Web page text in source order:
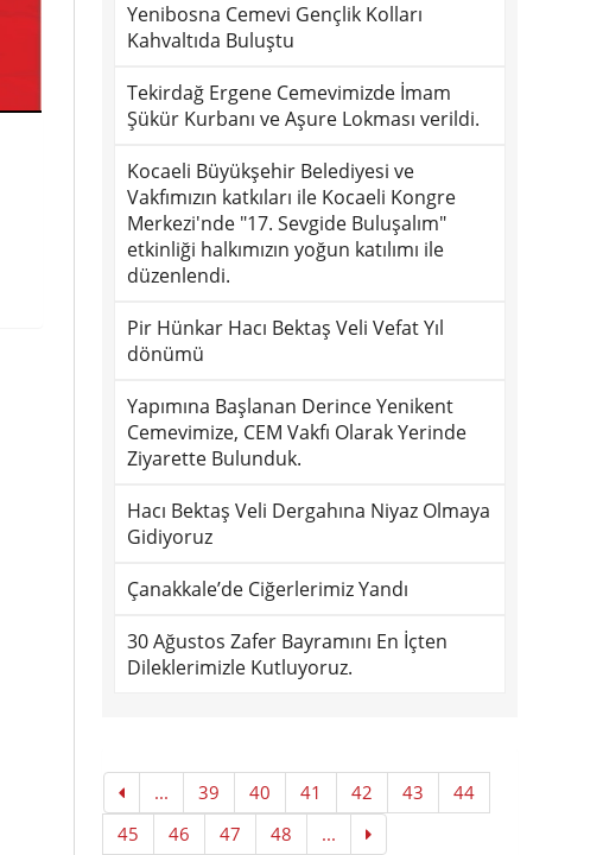
Yenibosna Cemevi Gençlik Kolları
Kahvaltıda Buluştu
Tekirdağ Ergene Cemevimizde İmam
Şükür Kurbanı ve Aşure Lokması verildi.
Kocaeli Büyükşehir Belediyesi ve
Vakfımızın katkıları ile Kocaeli Kongre
Merkezi'nde "17. Sevgide Buluşalım"
etkinliği halkımızın yoğun katılımı ile
düzenlendi.
Pir Hünkar Hacı Bektaş Veli Vefat Yıl
dönümü
Yapımına Başlanan Derince Yenikent
Cemevimize, CEM Vakfı Olarak Yerinde
Ziyarette Bulunduk.
Hacı Bektaş Veli Dergahına Niyaz Olmaya
Gidiyoruz
Çanakkale’de Ciğerlerimiz Yandı
30 Ağustos Zafer Bayramını En İçten
Dileklerimizle Kutluyoruz.
... 39 40 41 42 43
44
45
46 47 48 ...